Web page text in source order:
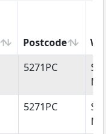
Postcode
Postcode
5271PC
5271PC